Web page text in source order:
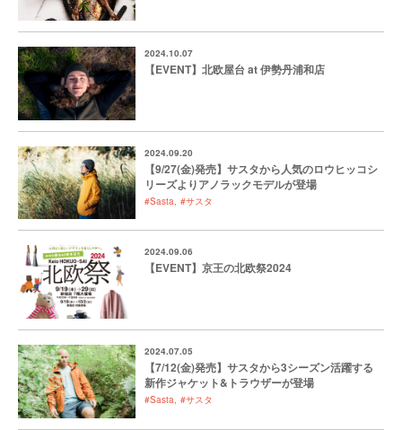
2024.10.07
【EVENT】北欧屋台 at 伊勢丹浦和店
2024.09.20
【9/27(金)発売】サスタから人気のロウヒッコシ
リーズよりアノラックモデルが登場
#Sasta #サスタ
2024.09.06
【EVENT】京王の北欧祭2024
2024.07.05
【7/12(金)発売】サスタから3シーズン活躍する
新作ジャケット&トラウザーが登場
#Sasta #サスタ